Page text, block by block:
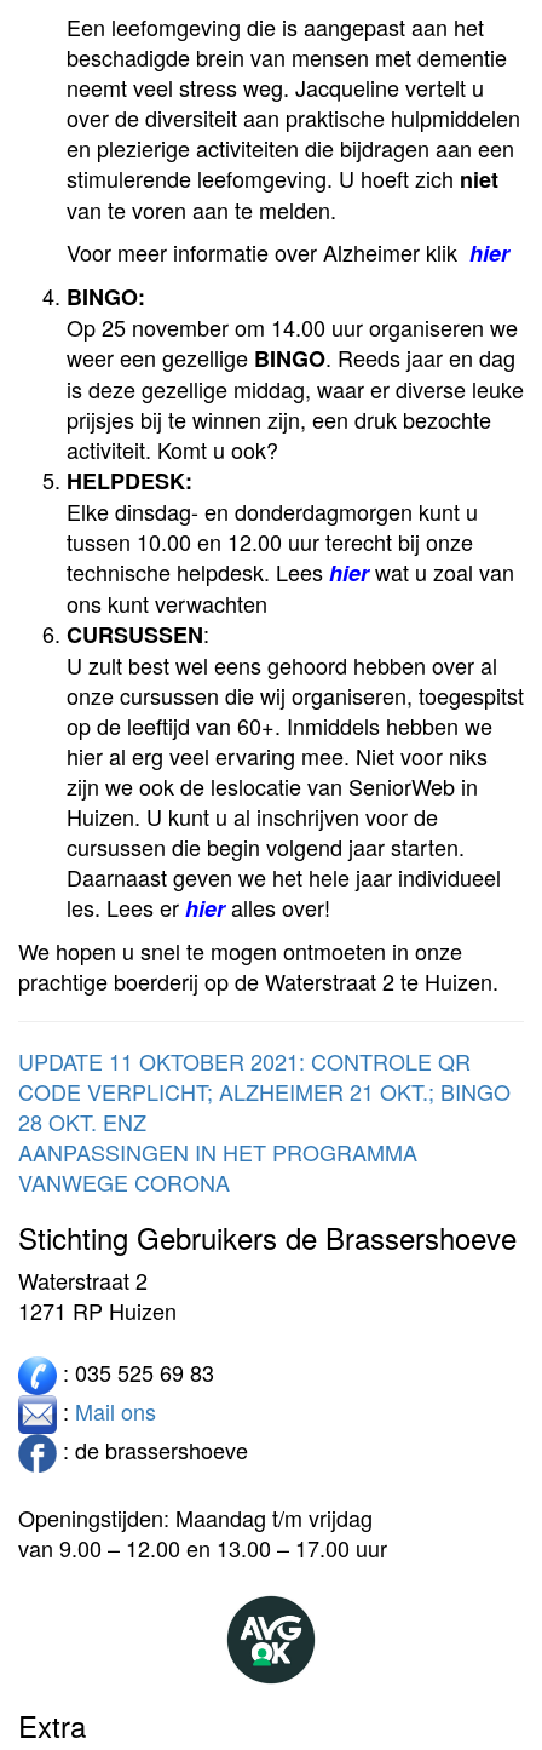
Een leefomgeving die is aangepast aan het
beschadigde brein van mensen met dementie
neemt veel stress weg. Jacqueline vertelt u
over de diversiteit aan praktische hulpmiddelen
en plezierige activiteiten die bijdragen aan een
stimulerende leefomgeving. U hoeft zich niet
van te voren aan te melden.
Voor meer informatie over Alzheimer klik hier
BINGO:
Op 25 november om 14.00 uur organiseren we
weer een gezellige BINGO. Reeds jaar en dag
is deze gezellige middag, waar er diverse leuke
prijsjes bij te winnen zijn, een druk bezochte
activiteit. Komt u ook?
HELPDESK:
Elke dinsdag- en donderdagmorgen kunt u
tussen 10.00 en 12.00 uur terecht bij onze
technische helpdesk. Leeshierwat u zoal van
ons kunt verwachten
CURSUSSEN:
U zult best wel eens gehoord hebben over al
onze cursussen die wij organiseren, toegespitst
op de leeftijd van 60+. Inmiddels hebben we
hier al erg veel ervaring mee. Niet voor niks
zijn we ook de leslocatie van SeniorWeb in
Huizen. U kunt u al inschrijven voor de
cursussen die begin volgend jaar starten.
Daarnaast geven we het hele jaar individueel
les. Lees erhieralles over!
We hopen u snel te mogen ontmoeten in onze
prachtige boerderij op de Waterstraat 2 te Huizen.
UPDATE 11 OKTOBER 2021: CONTROLE QR
CODE VERPLICHT; ALZHEIMER 21 OKT.; BINGO
28 OKT. ENZ
AANPASSINGEN IN HET PROGRAMMA
VANWEGE CORONA
Stichting Gebruikers de Brassershoeve
Waterstraat 2
1271 RP Huizen
: 035 525 69 83
: Mail ons
: de brassershoeve
Openingstijden: Maandag t/m vrijdag
van 9.00 – 12.00 en 13.00 – 17.00 uur
Extra